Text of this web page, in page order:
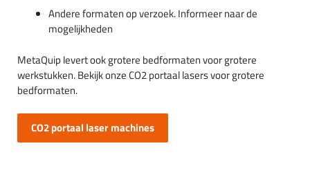
Andere formaten op verzoek. Informeer naar de
mogelijkheden
MetaQuip levert ook grotere bedformaten voor grotere
werkstukken. Bekijk onze CO2 portaal lasers voor grotere
bedformaten.
CO2 portaal laser machines